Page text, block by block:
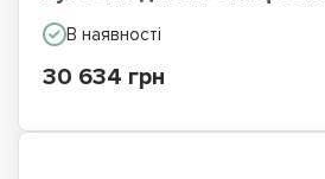
В наявності
30 634 грн